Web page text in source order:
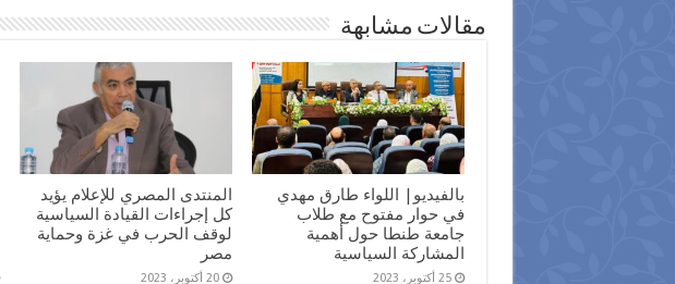
مقالات مشابهة
بالفيديو| اللواء طارق مهدي
في حوار مفتوح مع طلاب
جامعة طنطا حول أهمية
المشاركة السياسية
25 أكتوبر، 2023
المنتدى المصري للإعلام يؤيد
كل إجراءات القيادة السياسية
لوقف الحرب في غزة وحماية
مصر
20 أكتوبر، 2023